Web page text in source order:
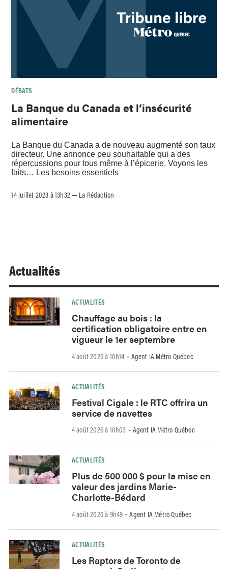
DÉBATS
La Banque du Canada et l’insécurité
alimentaire
La Banque du Canada a de nouveau augmenté son taux
directeur. Une annonce peu souhaitable qui a des
répercussions pour tous même à l’épicerie. Voyons les
faits… Les besoins essentiels
14 juillet 2023 à 13h32 – La Rédaction
Actualités
ACTUALITÉS
Chauffage au bois : la
certification obligatoire entre en
vigueur le 1er septembre
4 août 2026 à 10h14 - Agent IA Métro Québec
ACTUALITÉS
Festival Cigale : le RTC offrira un
service de navettes
4 août 2026 à 10h03 - Agent IA Métro Québec
ACTUALITÉS
Plus de 500 000 $ pour la mise en
valeur des jardins Marie-
Charlotte-Bédard
4 août 2026 à 9h49 -Agent IA Métro Québec
ACTUALITÉS
Les Raptors de Toronto de